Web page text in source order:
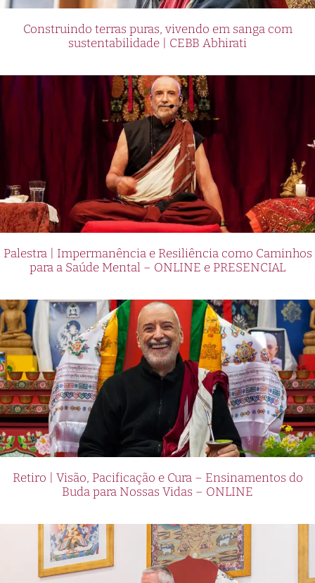
Construindo terras puras, vivendo em sanga com
sustentabilidade | CEBB Abhirati
Palestra | Impermanência e Resiliência como Caminhos
para a Saúde Mental – ONLINE e PRESENCIAL
Retiro | Visão, Pacificação e Cura – Ensinamentos do
Buda para Nossas Vidas – ONLINE